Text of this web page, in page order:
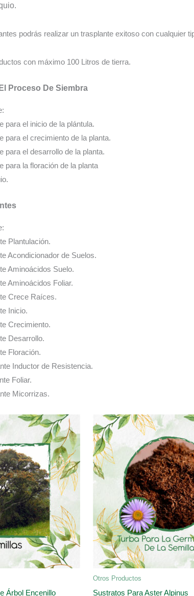
podrás realizar un trasplante exitoso con cualquier
con máximo 100 Litros de tierra.
Proceso De Siembra
para el inicio de la plántula.
para el crecimiento de la planta.
para el desarrollo de la planta.
para la floración de la planta
Plantulación.
Acondicionador de Suelos.
Aminoácidos Suelo.
Aminoácidos Foliar.
Crece Raíces.
Inicio.
Crecimiento.
Desarrollo.
Floración.
Inductor de Resistencia.
Foliar.
Micorrizas.
Árbol Encenillo
Otros Productos
Sustratos Para Aster Alpinus